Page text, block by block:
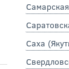
Саха